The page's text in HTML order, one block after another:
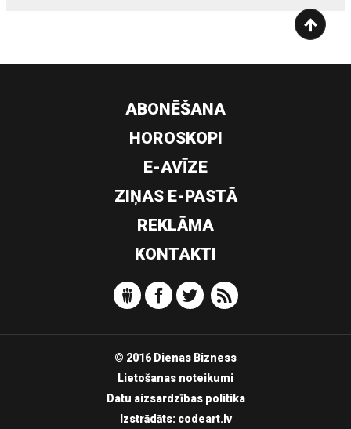
ABONĒŠANA
HOROSKOPI
E-AVĪZE
ZIŅAS E-PASTĀ
REKLĀMA
KONTAKTI
© 2016 Dienas Bizness
Lietošanas noteikumi
Datu aizsardzības politika
Izstrādāts: codeart.lv